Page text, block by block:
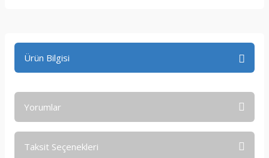
Ürün Bilgisi
Yorumlar
Taksit Seçenekleri